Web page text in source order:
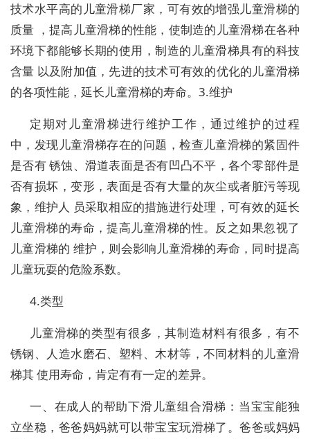
技术水平高的儿童滑梯厂家，可有效的增强儿童滑梯的
质量 ，提高儿童滑梯的性能，使制造的儿童滑梯在各种
环境下都能够长期的使用，制造的儿童滑梯具有的科技
含量 以及附加值，先进的技术可有效的优化的儿童滑梯
的各项性能，延长儿童滑梯的寿命。3.维护
定期对儿童滑梯进行维护工作，通过维护的过程
中，发现儿童滑梯存在的问题，检查儿童滑梯的紧固件
是否有 锈蚀、滑道表面是否有凹凸不平，各个零部件是
否有损坏，变形，表面是否有大量的灰尘或者脏污等现
象，维护人 员采取相应的措施进行处理，可有效的延长
儿童滑梯的寿命，提高儿童滑梯的性。反之如果忽视了
儿童滑梯的 维护，则会影响儿童滑梯的寿命，同时提高
儿童玩耍的危险系数。
4.类型
儿童滑梯的类型有很多，其制造材料有很多，有不
锈钢、人造水磨石、塑料、木材等，不同材料的儿童滑
梯其 使用寿命，肯定有有一定的差异。
一、在成人的帮助下滑儿童组合滑梯：当宝宝能独
立坐稳，爸爸妈妈就可以带宝宝玩滑梯了。爸爸或妈妈